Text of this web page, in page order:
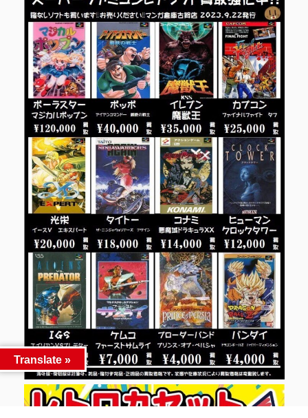
Translate »